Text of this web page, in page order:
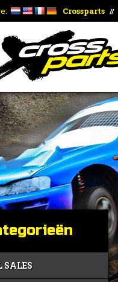
Crossparts //
SALES